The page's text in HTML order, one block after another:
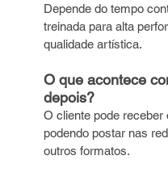
Depende do tempo
treinada para alta
qualidade artística.
O que acontece
depois?
O cliente pode receber
podendo postar nas
outros formatos.